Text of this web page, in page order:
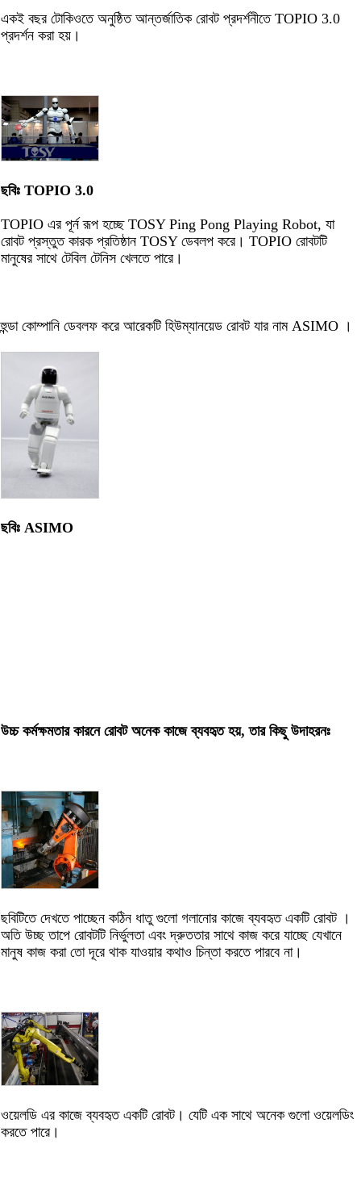
একই বছর টোকিওতে অনুষ্ঠিত আন্তর্জাতিক রোবট প্রদর্শনীতে TOPIO 3.0
প্রদর্শন করা হয়।
ছবিঃ TOPIO 3.0
TOPIO এর পূর্ন রূপ হচ্ছে TOSY Ping Pong Playing Robot, যা
রোবট প্রস্তুত কারক প্রতিষ্ঠান TOSY ডেবলপ করে। TOPIO রোবটটি
মানুষের সাথে টেবিল টেনিস খেলতে পারে।
হুন্ডা কোম্পানি ডেবলফ করে আরেকটি হিউম্যানয়েড রোবট যার নাম ASIMO ।
ছবিঃ ASIMO
উচ্চ কর্মক্ষমতার কারনে রোবট অনেক কাজে ব্যবহৃত হয়, তার কিছু উদাহরনঃ
ছবিটিতে দেখতে পাচ্ছেন কঠিন ধাতু গুলো গলানোর কাজে ব্যবহৃত একটি রোবট ।
অতি উচ্ছ তাপে রোবটটি নির্ভুলতা এবং দ্রুততার সাথে কাজ করে যাচ্ছে যেখানে
মানুষ কাজ করা তো দূরে থাক যাওয়ার কথাও চিন্তা করতে পারবে না।
ওয়েলডি এর কাজে ব্যবহৃত একটি রোবট। যেটি এক সাথে অনেক গুলো ওয়েলডিং
করতে পারে।